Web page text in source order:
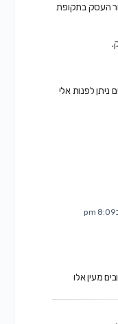
העסק בתקופת
ניתן לפנות אלי
מעין אלו